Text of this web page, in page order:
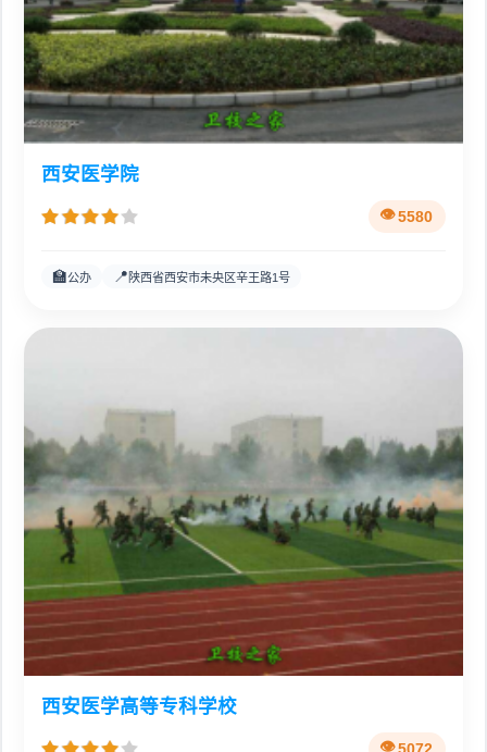
西安医学院
5580
🏫公办 📍 陕西省西安市未央区辛王路1号
西安医学高等专科学校